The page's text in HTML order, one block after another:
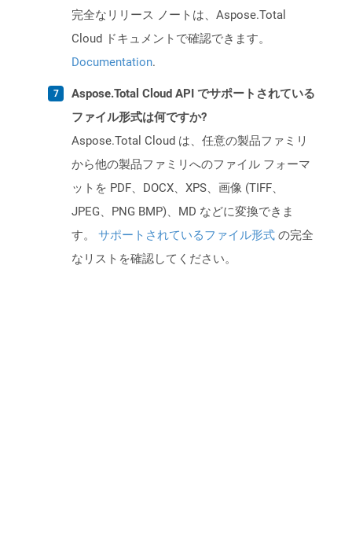
完全なリリース ノートは、Aspose.Total
Cloud ドキュメントで確認できます。
Documentation.
Aspose.Total Cloud API でサポートされている
ファイル形式は何ですか?
Aspose.Total Cloud は、任意の製品ファミリ
から他の製品ファミリへのファイル フォーマ
ットを PDF、DOCX、XPS、画像 (TIFF、
JPEG、PNG BMP)、MD などに変換できま
す。 サポートされているファイル形式 の完全
なリストを確認してください。